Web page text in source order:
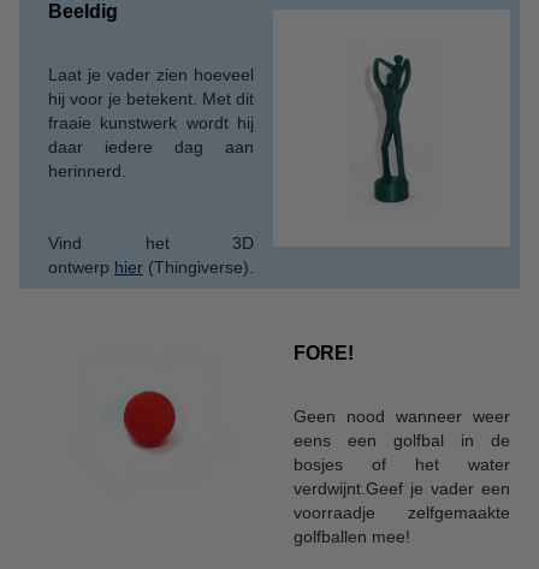
Beeldig
Laat je vader zien hoeveel
hij voor je betekent. Met dit
fraaie kunstwerk wordt hij
daar iedere dag aan
herinnerd.
Vind het 3D
ontwerp hier (Thingiverse).
FORE!
Geen nood wanneer weer
eens een golfbal in de
bosjes of het water
verdwijnt.Geef je vader een
voorraadje zelfgemaakte
golfballen mee!